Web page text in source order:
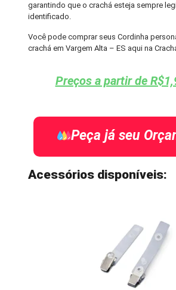
garantindo que o crachá esteja sempre
identificado.
Você pode comprar seus Cordinha
crachá em Vargem Alta – ES aqui na
Preços a partir de
Peça já seu
Acessórios disponíveis: